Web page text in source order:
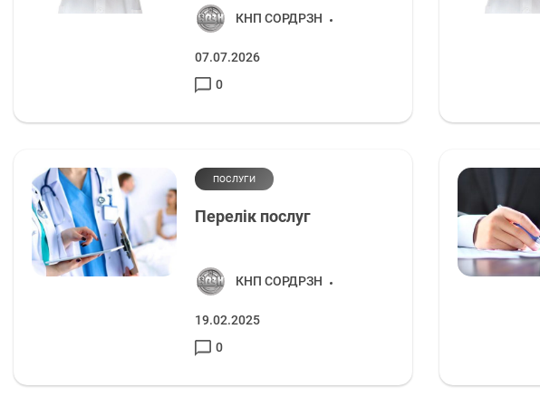
КНП СОРДРЗН
07.07.2026
0
ПОСЛУГИ
Перелік послуг
КНП СОРДРЗН
19.02.2025
0